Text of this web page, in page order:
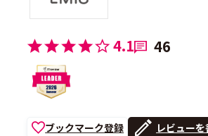
4.1 46
ブックマーク登録 レビューを